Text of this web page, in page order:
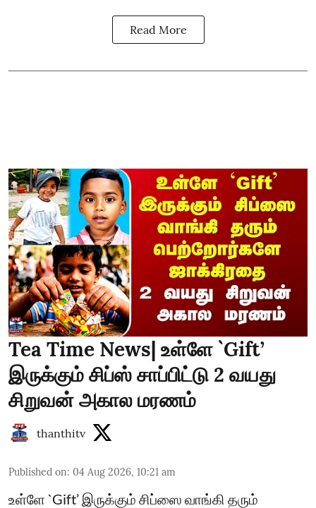
Read More
Tea Time News| உள்ளே `Gift’
இருக்கும் சிப்ஸ் சாப்பிட்டு 2 வயது
சிறுவன் அகால மரணம்
thanthitv
Published on: 04 Aug 2026, 10:21 am
உள்ளே `Gift’ இருக்கும் சிப்ஸை வாங்கி தரும்